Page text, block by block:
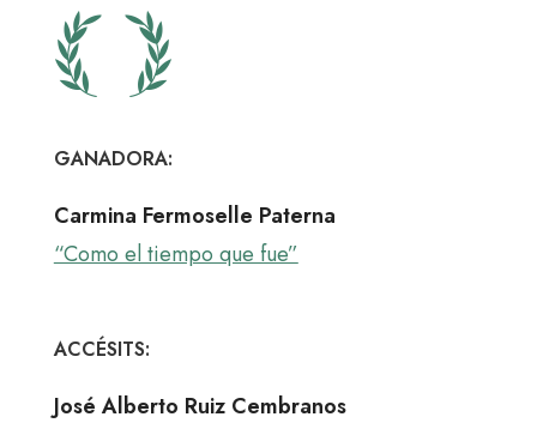
GANADORA:
Carmina Fermoselle Paterna
“Como el tiempo que fue”
ACCÉSITS:
José Alberto Ruiz Cembranos